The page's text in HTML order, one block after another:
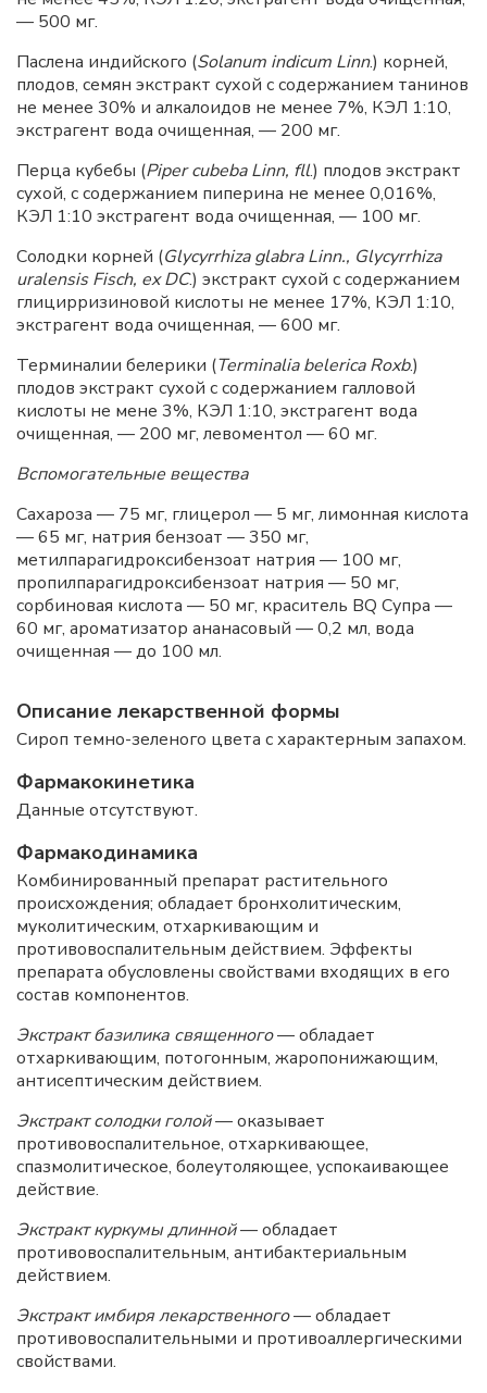
— 500 мг.
Паслена индийского (Solanum indicum Linn.) корней,
плодов, семян экстракт сухой с содержанием танинов
не менее 30% и алкалоидов не менее 7%, КЭЛ 1:10,
экстрагент вода очищенная, — 200 мг.
Перца кубебы (Piper cubeba Linn, fll.) плодов экстракт
сухой, с содержанием пиперина не менее 0,016%,
КЭЛ 1:10 экстрагент вода очищенная, — 100 мг.
Солодки корней (Glycyrrhiza glabra Linn., Glycyrrhiza
uralensis Fisch, ex DC.) экстракт сухой с содержанием
глицирризиновой кислоты не менее 17%, КЭЛ 1:10,
экстрагент вода очищенная, — 600 мг.
Терминалии белерики (Terminalia belerica Roxb.)
плодов экстракт сухой с содержанием галловой
кислоты не мене 3%, КЭЛ 1:10, экстрагент вода
очищенная, — 200 мг, левоментол — 60 мг.
Вспомогательные вещества
Сахароза — 75 мг, глицерол — 5 мг, лимонная кислота
— 65 мг, натрия бензоат — 350 мг,
метилпарагидроксибензоат натрия — 100 мг,
пропилпарагидроксибензоат натрия — 50 мг,
сорбиновая кислота — 50 мг, краситель BQ Супра —
60 мг, ароматизатор ананасовый — 0,2 мл, вода
очищенная — до 100 мл.
Описание лекарственной формы
Сироп темно-зеленого цвета с характерным запахом.
Фармакокинетика
Данные отсутствуют.
Фармакодинамика
Комбинированный препарат растительного
происхождения; обладает бронхолитическим,
муколитическим, отхаркивающим и
противовоспалительным действием. Эффекты
препарата обусловлены свойствами входящих в его
состав компонентов.
Экстракт базилика священного— обладает
отхаркивающим, потогонным, жаропонижающим,
антисептическим действием.
Экстракт солодки голой— оказывает
противовоспалительное, отхаркивающее,
спазмолитическое, болеутоляющее, успокаивающее
действие.
Экстракт куркумы длинной— обладает
противовоспалительным, антибактериальным
действием.
Экстракт имбиря лекарственного— обладает
противовоспалительными и противоаллергическими
свойствами.